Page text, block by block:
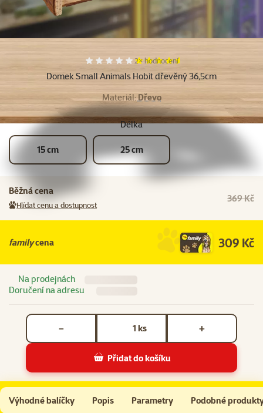
Domek Small Animals Hobit dřevěný 36,5cm
Hodnocení 90%, počet hodnocení:
2×hodnocení
Materiál:Dřevo
Délka
15 cm 25 cm
Běžná cena
Hlídat cenu a dostupnost
369 Kč
familycena 309 Kč
Na prodejnách
Doručení na adresu
ks
− +
Přidat do košíku
Domek Small Animals Hobit dřevěný 36,5cm
Do košíku
Výhodné balíčky Popis Parametry Podobné
Na začátek stránky